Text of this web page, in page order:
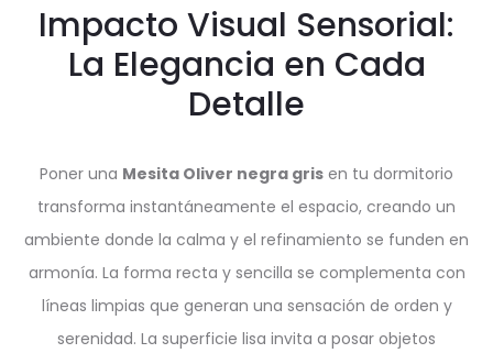
Impacto Visual Sensorial:
La Elegancia en Cada
Detalle
Poner una Mesita Oliver negra gris en tu dormitorio
transforma instantáneamente el espacio, creando un
ambiente donde la calma y el refinamiento se funden en
armonía. La forma recta y sencilla se complementa con
líneas limpias que generan una sensación de orden y
serenidad. La superficie lisa invita a posar objetos